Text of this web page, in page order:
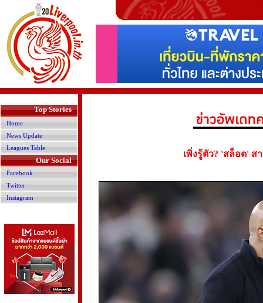
Top Stories
Home
News Update
Leagues Table
Our Social
Facebook
Twitter
Instagram
เพิ่งรู้ตัว? 'สล็อต'